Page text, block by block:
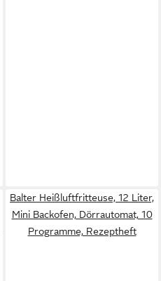
Balter Heißluftfritteuse, 12 Liter,
Mini Backofen, Dörrautomat, 10
Programme, Rezeptheft